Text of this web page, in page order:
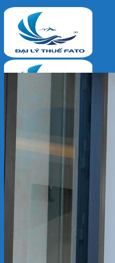
Trang chủ
Dịch vụ
THÀNH LẬP DOANH
ĐẠI LÝ THUẾ
KẾ TOÁN – TÀI CHÍNH
PHÁP LÝ DOANH